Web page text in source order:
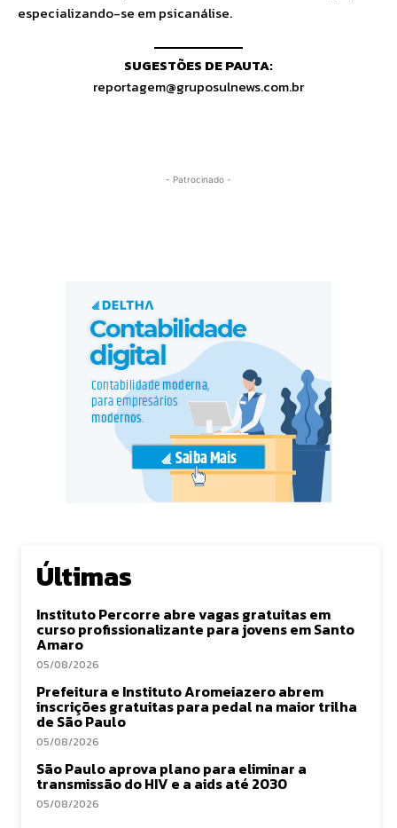
especializando-se em psicanálise.
SUGESTÕES DE PAUTA:
reportagem@gruposulnews.com.br
- Patrocinado -
Últimas
Instituto Percorre abre vagas gratuitas em
curso profissionalizante para jovens em Santo
Amaro
05/08/2026
Prefeitura e Instituto Aromeiazero abrem
inscrições gratuitas para pedal na maior trilha
de São Paulo
05/08/2026
São Paulo aprova plano para eliminar a
transmissão do HIV e a aids até 2030
05/08/2026